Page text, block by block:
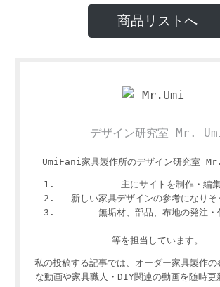
商品リストへ
デザイン研究室 Mr.
UmiFani家具製作所のデザイン研究室
主にサイトを制作・編
新しい家具デザインの参考になりそ
無垢材、部品、布地の発注・
等を担当しています。
私の投稿する記事では、オーダー家具製作の
な動画や家具職人・DIY関連の動画を随時更